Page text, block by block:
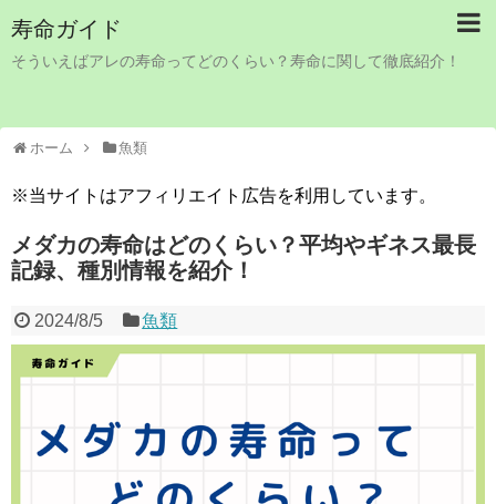
寿命ガイド
そういえばアレの寿命ってどのくらい？寿命に関して徹底紹介！
ホーム 魚類
※当サイトはアフィリエイト広告を利用しています。
メダカの寿命はどのくらい？平均やギネス最長
記録、種別情報を紹介！
2024/8/5 魚類